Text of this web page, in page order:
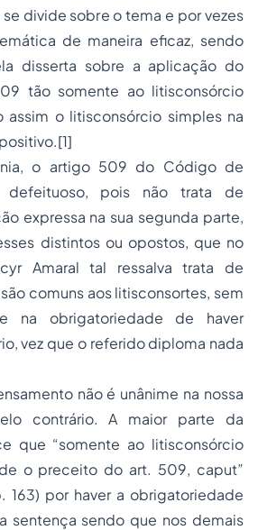
divide sobre o tema e por vezes
de maneira eficaz, sendo
disserta sobre a aplicação do
tão somente ao litisconsórcio
assim o litisconsórcio simples na
[1]
o artigo 509 do Código de
defeituoso, pois não trata de
expressa na sua segunda parte,
distintos ou opostos, que no
Amaral tal ressalva trata de
comuns aos litisconsortes, sem
na obrigatoriedade de haver
vez que o referido diploma nada
não é unânime na nossa
contrário. A maior parte da
que “somente ao litisconsórcio
o preceito do art. 509, caput”
163) por haver a obrigatoriedade
sentença sendo que nos demais